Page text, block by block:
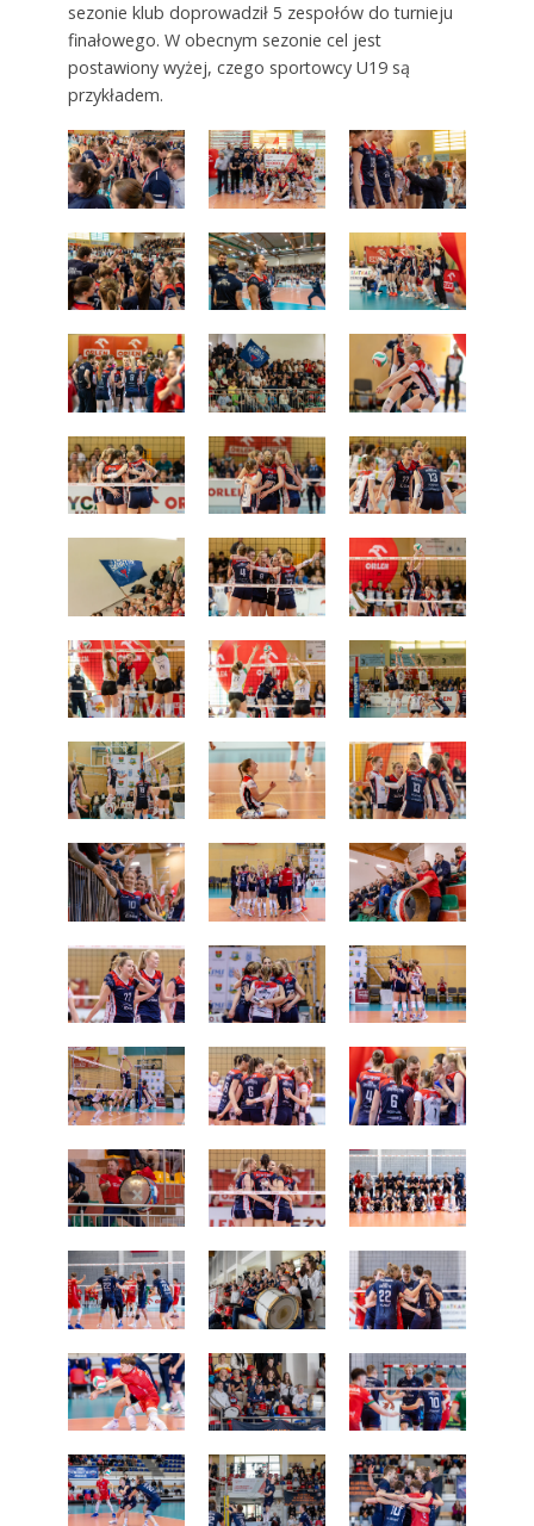
sezonie klub doprowadził 5 zespołów do turnieju
finałowego. W obecnym sezonie cel jest
postawiony wyżej, czego sportowcy U19 są
przykładem.